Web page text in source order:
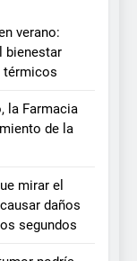
verano:
bienestar
térmicos
la Farmacia
de la
mirar el
daños
segundos